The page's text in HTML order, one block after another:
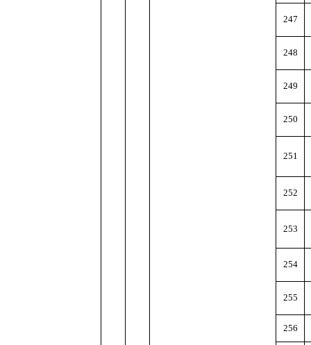
247
248
249
250
251
252
253
254
255
256